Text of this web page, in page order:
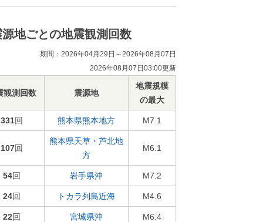
源地ごとの地震観測回数
期間：2026年04月29日～2026年08月07日
2026年08月07日03:00更新
観測回数 震源地
地震規模
の最大
331回 熊本県熊本地方 M7.1
107回
熊本県天草・芦北地
方
M6.1
54回 岩手県沖 M7.2
24回 トカラ列島近海 M4.6
22回 宮城県沖 M6.4